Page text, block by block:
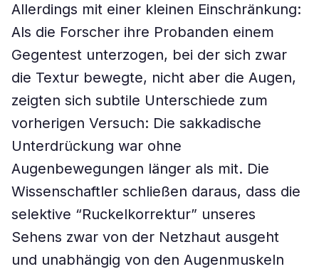
Allerdings mit einer kleinen Einschränkung:
Als die Forscher ihre Probanden einem
Gegentest unterzogen, bei der sich zwar
die Textur bewegte, nicht aber die Augen,
zeigten sich subtile Unterschiede zum
vorherigen Versuch: Die sakkadische
Unterdrückung war ohne
Augenbewegungen länger als mit. Die
Wissenschaftler schließen daraus, dass die
selektive “Ruckelkorrektur” unseres
Sehens zwar von der Netzhaut ausgeht
und unabhängig von den Augenmuskeln